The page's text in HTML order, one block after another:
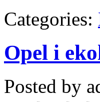
Categories:
Opel i
Posted by